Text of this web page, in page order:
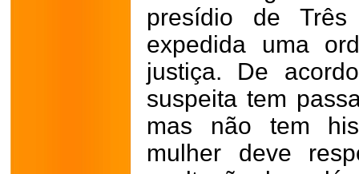
presídio de
expedida uma
justiça. De
suspeita tem
mas não tem
mulher deve